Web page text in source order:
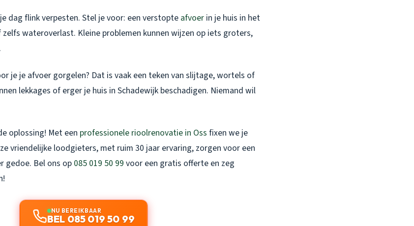
dag flink verpesten. Stel je voor: een verstopte afvoer in je huis in het
wateroverlast. Kleine problemen kunnen wijzen op iets groters,
je je afvoer gorgelen? Dat is vaak een teken van slijtage, wortels of
lekkages of erger je huis in Schadewijk beschadigen. Niemand wil
oplossing! Met een professionele rioolrenovatie in Oss fixen we je
vriendelijke loodgieters, met ruim 30 jaar ervaring, zorgen voor een
gedoe. Bel ons op 085 019 50 99 voor een gratis offerte en zeg
NU BEREIKBAAR
BEL 085 019 50 99